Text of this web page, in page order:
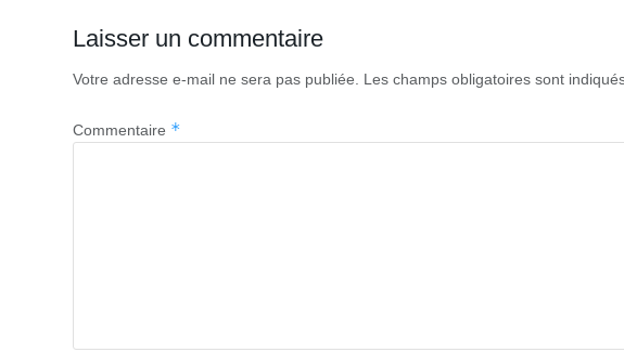
Laisser un commentaire
Votre adresse e-mail ne sera pas publiée. Les champs obligatoires sont
Commentaire *